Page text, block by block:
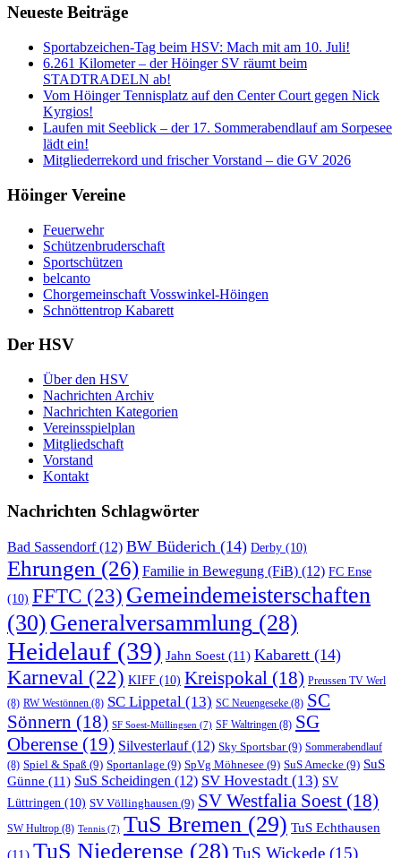
Neueste Beiträge
Sportabzeichen-Tag beim HSV: Mach mit am 10. Juli!
6.261 Kilometer – der Höinger SV räumt beim
STADTRADELN ab!
Vom Höinger Tennisplatz auf den Center Court gegen Nick
Kyrgios!
Laufen mit Seeblick – der 17. Sommerabendlauf am Sorpesee
lädt ein!
Mitgliederrekord und frischer Vorstand – die GV 2026
Höinger Vereine
Feuerwehr
Schützenbruderschaft
Sportschützen
belcanto
Chorgemeinschaft Vosswinkel-Höingen
Schnöttentrop Kabarett
Der HSV
Über den HSV
Nachrichten Archiv
Nachrichten Kategorien
Vereinsspielplan
Mitgliedschaft
Vorstand
Kontakt
Nachrichten Schlagwörter
Bad Sassendorf(12) BW Büderich (14) Derby (10)
Ehrungen (26) Familie in Bewegung (FiB) (12) FC Ense
(10) FFTC (23) Gemeindemeisterschaften
(30) Generalversammlung (28)
Heidelauf (39) Jahn Soest (11) Kabarett (14)
Karneval (22) KIFF (10) Kreispokal (18) Preussen TV Werl
(8) RW Westönnen (8) SC Lippetal (13) SC Neuengeseke (8) SC
Sönnern (18) SF Soest-Müllingsen (7) SF Waltringen (8) SG
Oberense (19) Silvesterlauf(12) Sky Sportsbar(9) Sommerabendlauf
(8) Spiel & Spaß (9) Sportanlage (9) SpVg Möhnesee (9) SuS Amecke (9) SuS
Günne (11) SuS Scheidingen (12) SV Hovestadt (13) SV
Lüttringen (10) SV Völlinghausen (9) SV Westfalia Soest (18)
SW Hultrop (8) Tennis (7) TuS Bremen (29) TuS Echthausen
(11) TuS Niederense (28) TuS Wickede (15)